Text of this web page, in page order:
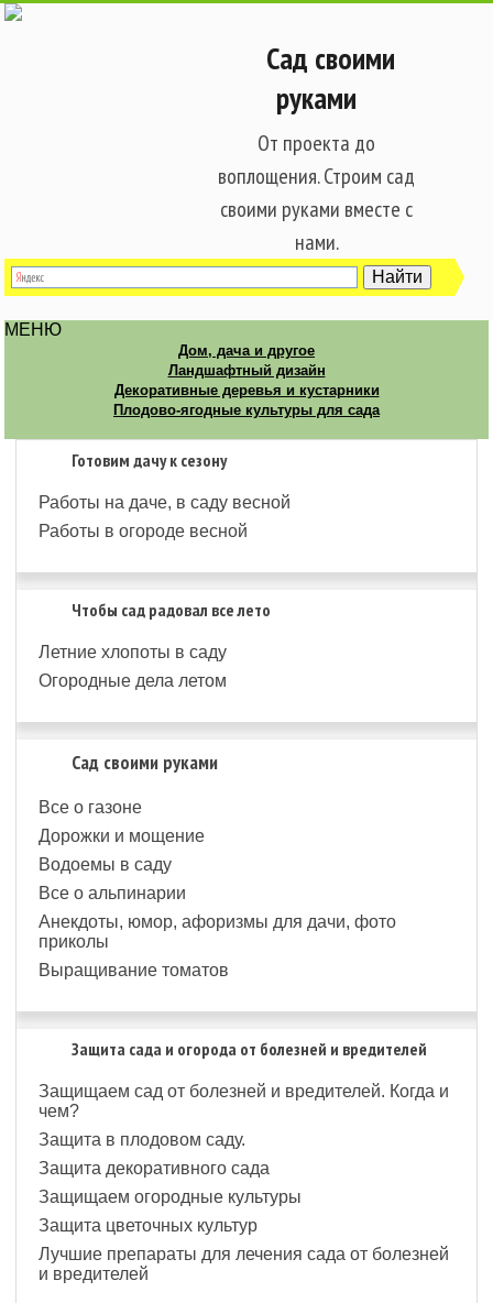
Сад своими
руками
От проекта до
воплощения. Строим сад
своими руками вместе с
нами.
МЕНЮ
Дом, дача и другое
Ландшафтный дизайн
Декоративные деревья и кустарники
Плодово-ягодные культуры для сада
Готовим дачу к сезону
Работы на даче, в саду весной
Работы в огороде весной
Чтобы сад радовал все лето
Летние хлопоты в саду
Огородные дела летом
Сад своими руками
Все о газоне
Дорожки и мощение
Водоемы в саду
Все о альпинарии
Анекдоты, юмор, афоризмы для дачи, фото
приколы
Выращивание томатов
Защита сада и огорода от болезней и вредителей
Защищаем сад от болезней и вредителей. Когда и
чем?
Защита в плодовом саду.
Защита декоративного сада
Защищаем огородные культуры
Защита цветочных культур
Лучшие препараты для лечения сада от болезней
и вредителей